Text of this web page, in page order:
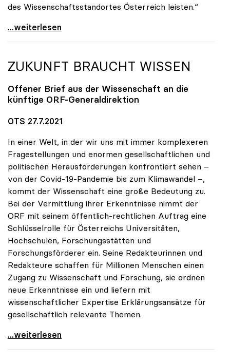
des Wissenschaftsstandortes Österreich leisten.“
uniko-Präsidentin Seidler: Austrian Micro Data
...weiterlesen
ZUKUNFT BRAUCHT WISSEN
Offener Brief aus der Wissenschaft an die
künftige ORF-Generaldirektion
OTS 27.7.2021
In einer Welt, in der wir uns mit immer komplexeren
Fragestellungen und enormen gesellschaftlichen und
politischen Herausforderungen konfrontiert sehen –
von der Covid-19-Pandemie bis zum Klimawandel –,
kommt der Wissenschaft eine große Bedeutung zu.
Bei der Vermittlung ihrer Erkenntnisse nimmt der
ORF mit seinem öffentlich-rechtlichen Auftrag eine
Schlüsselrolle für Österreichs Universitäten,
Hochschulen, Forschungsstätten und
Forschungsförderer ein. Seine Redakteurinnen und
Redakteure schaffen für Millionen Menschen einen
Zugang zu Wissenschaft und Forschung, sie ordnen
neue Erkenntnisse ein und liefern mit
wissenschaftlicher Expertise Erklärungsansätze für
gesellschaftlich relevante Themen.
Zukunft braucht Wissen
...weiterlesen